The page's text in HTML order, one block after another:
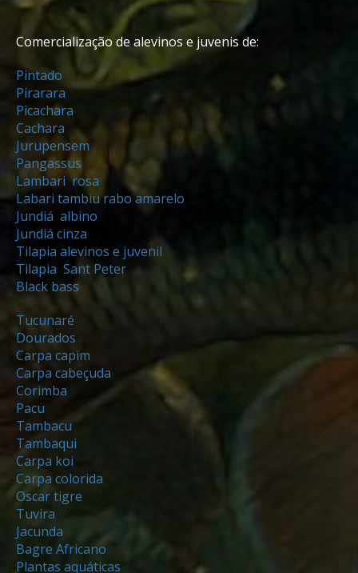
Comercialização de alevinos e juvenis de:
Pintado
Pirarara
Picachara
Cachara
Jurupensem
Pangassus
Lambari rosa
Labari tambiu rabo amarelo
Jundiá albino
Jundiá cinza
Tilapia alevinos e juvenil
Tilapia Sant Peter
Black bass
Tucunaré
Dourados
Carpa capim
Carpa cabeçuda
Corimba
Pacu
Tambacu
Tambaqui
Carpa koi
Carpa colorida
Oscar tigre
Tuvira
Jacunda
Bagre Africano
Plantas aquáticas